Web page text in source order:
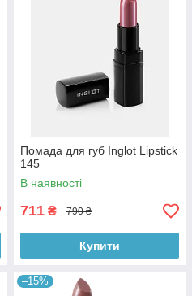
Помада для губ Inglot Lipstick
145
В наявності
711 ₴ 790 ₴
Купити
–15%